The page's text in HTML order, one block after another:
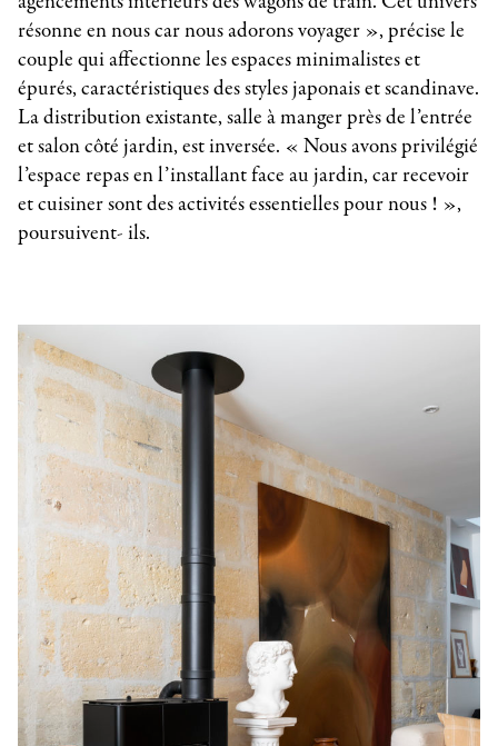
résonne en nous car nous adorons voyager », précise le
couple qui affectionne les espaces minimalistes et
épurés, caractéristiques des styles japonais et scandinave.
La distribution existante, salle à manger près de l’entrée
et salon côté jardin, est inversée. « Nous avons privilégié
l’espace repas en l’installant face au jardin, car recevoir
et cuisiner sont des activités essentielles pour nous ! »,
poursuivent- ils.